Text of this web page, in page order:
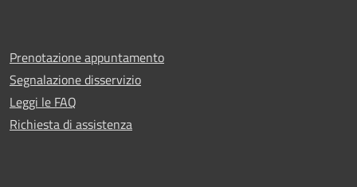
Prenotazione appuntamento
Segnalazione disservizio
Leggi le FAQ
Richiesta di assistenza